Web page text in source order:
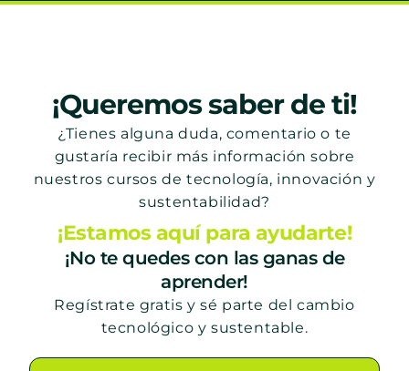
¡Queremos saber de ti!
¿Tienes alguna duda, comentario o te
gustaría recibir más información sobre
nuestros cursos de tecnología, innovación y
sustentabilidad?
¡Estamos aquí para ayudarte!
¡No te quedes con las ganas de
aprender!
Regístrate gratis y sé parte del cambio
tecnológico y sustentable.